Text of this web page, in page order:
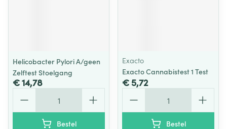
Helicobacter Pylori A/geen
Zelftest Stoelgang
€ 14,78
Bestel
Exacto
Exacto Cannabistest 1 Test
€ 5,72
Bestel